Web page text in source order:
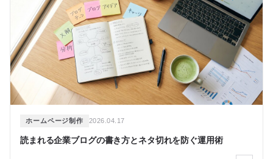
ホームページ制作 2026.04.17
読まれる企業ブログの書き方とネタ切れを防ぐ運用術